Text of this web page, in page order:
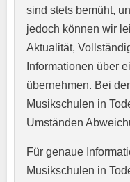
E-Mail-
sind stets bemüht,
jedoch können wir
Aktualität,
Informationen über
übernehmen. Bei
Musikschulen in
Umständen
Für genaue
Musikschulen in